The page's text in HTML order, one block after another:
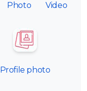
Photo Video
Profile photo